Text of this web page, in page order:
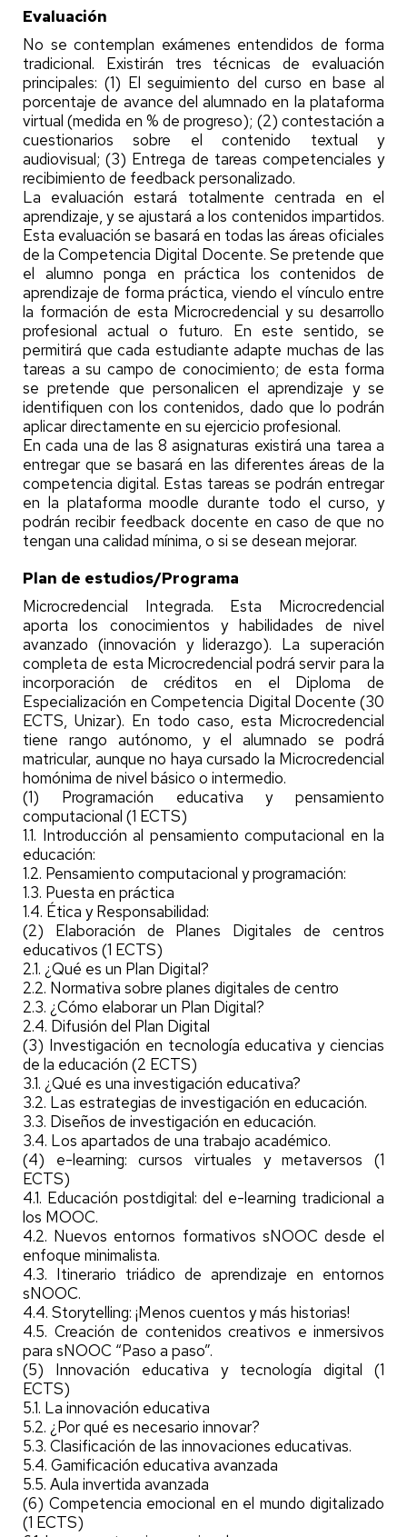
Evaluación
No se contemplan exámenes entendidos de forma
tradicional. Existirán tres técnicas de evaluación
principales: (1) El seguimiento del curso en base al
porcentaje de avance del alumnado en la plataforma
virtual (medida en % de progreso); (2) contestación a
cuestionarios sobre el contenido textual y
audiovisual; (3) Entrega de tareas competenciales y
recibimiento de feedback personalizado.
La evaluación estará totalmente centrada en el
aprendizaje, y se ajustará a los contenidos impartidos.
Esta evaluación se basará en todas las áreas oficiales
de la Competencia Digital Docente. Se pretende que
el alumno ponga en práctica los contenidos de
aprendizaje de forma práctica, viendo el vínculo entre
la formación de esta Microcredencial y su desarrollo
profesional actual o futuro. En este sentido, se
permitirá que cada estudiante adapte muchas de las
tareas a su campo de conocimiento; de esta forma
se pretende que personalicen el aprendizaje y se
identifiquen con los contenidos, dado que lo podrán
aplicar directamente en su ejercicio profesional.
En cada una de las 8 asignaturas existirá una tarea a
entregar que se basará en las diferentes áreas de la
competencia digital. Estas tareas se podrán entregar
en la plataforma moodle durante todo el curso, y
podrán recibir feedback docente en caso de que no
tengan una calidad mínima, o si se desean mejorar.
Plan de estudios/Programa
Microcredencial Integrada. Esta Microcredencial
aporta los conocimientos y habilidades de nivel
avanzado (innovación y liderazgo). La superación
completa de esta Microcredencial podrá servir para la
incorporación de créditos en el Diploma de
Especialización en Competencia Digital Docente (30
ECTS, Unizar). En todo caso, esta Microcredencial
tiene rango autónomo, y el alumnado se podrá
matricular, aunque no haya cursado la Microcredencial
homónima de nivel básico o intermedio.
(1) Programación educativa y pensamiento
computacional (1 ECTS)
1.1. Introducción al pensamiento computacional en la
educación:
1.2. Pensamiento computacional y programación:
1.3. Puesta en práctica
1.4. Ética y Responsabilidad:
(2) Elaboración de Planes Digitales de centros
educativos (1 ECTS)
2.1. ¿Qué es un Plan Digital?
2.2. Normativa sobre planes digitales de centro
2.3. ¿Cómo elaborar un Plan Digital?
2.4. Difusión del Plan Digital
(3) Investigación en tecnología educativa y ciencias
de la educación (2 ECTS)
3.1. ¿Qué es una investigación educativa?
3.2. Las estrategias de investigación en educación.
3.3. Diseños de investigación en educación.
3.4. Los apartados de una trabajo académico.
(4) e-learning: cursos virtuales y metaversos (1
ECTS)
4.1. Educación postdigital: del e-learning tradicional a
los MOOC.
4.2. Nuevos entornos formativos sNOOC desde el
enfoque minimalista.
4.3. Itinerario triádico de aprendizaje en entornos
sNOOC.
4.4. Storytelling: ¡Menos cuentos y más historias!
4.5. Creación de contenidos creativos e inmersivos
para sNOOC “Paso a paso”.
(5) Innovación educativa y tecnología digital (1
ECTS)
5.1. La innovación educativa
5.2. ¿Por qué es necesario innovar?
5.3. Clasificación de las innovaciones educativas.
5.4. Gamificación educativa avanzada
5.5. Aula invertida avanzada
(6) Competencia emocional en el mundo digitalizado
(1 ECTS)